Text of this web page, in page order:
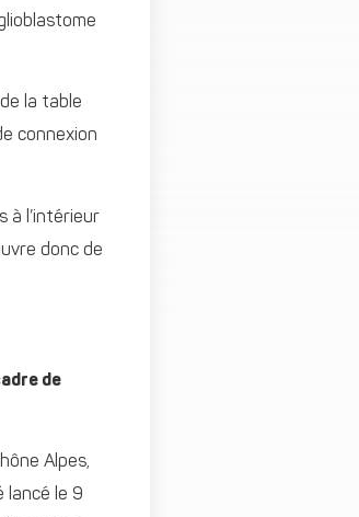
la table
connexion
à l’intérieur
donc de
de
Alpes,
lancé le 9